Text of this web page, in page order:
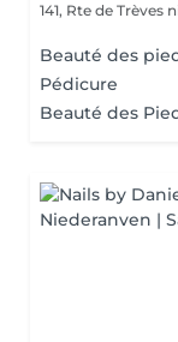
141, Rte de Trèves
Beauté des
Pédicure
Beauté des